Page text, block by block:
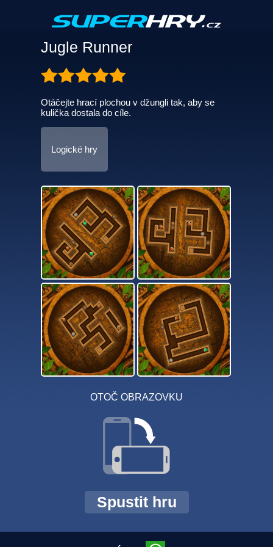
Jugle Runner
Otáčejte hrací plochou v džungli tak, aby se
kulička dostala do cíle.
Logické hry
OTOČ OBRAZOVKU
Spustit hru